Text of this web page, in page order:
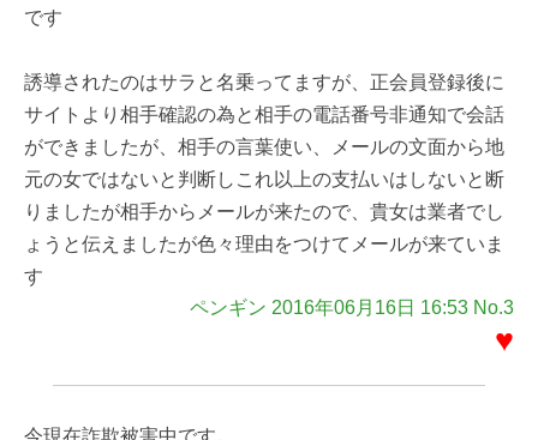
です
誘導されたのはサラと名乗ってますが、正会員登録後に
サイトより相手確認の為と相手の電話番号非通知で会話
ができましたが、相手の言葉使い、メールの文面から地
元の女ではないと判断しこれ以上の支払いはしないと断
りましたが相手からメールが来たので、貴女は業者でし
ょうと伝えましたが色々理由をつけてメールが来ていま
す
ペンギン 2016年06月16日 16:53 No.3
♥
今現在詐欺被害中です。